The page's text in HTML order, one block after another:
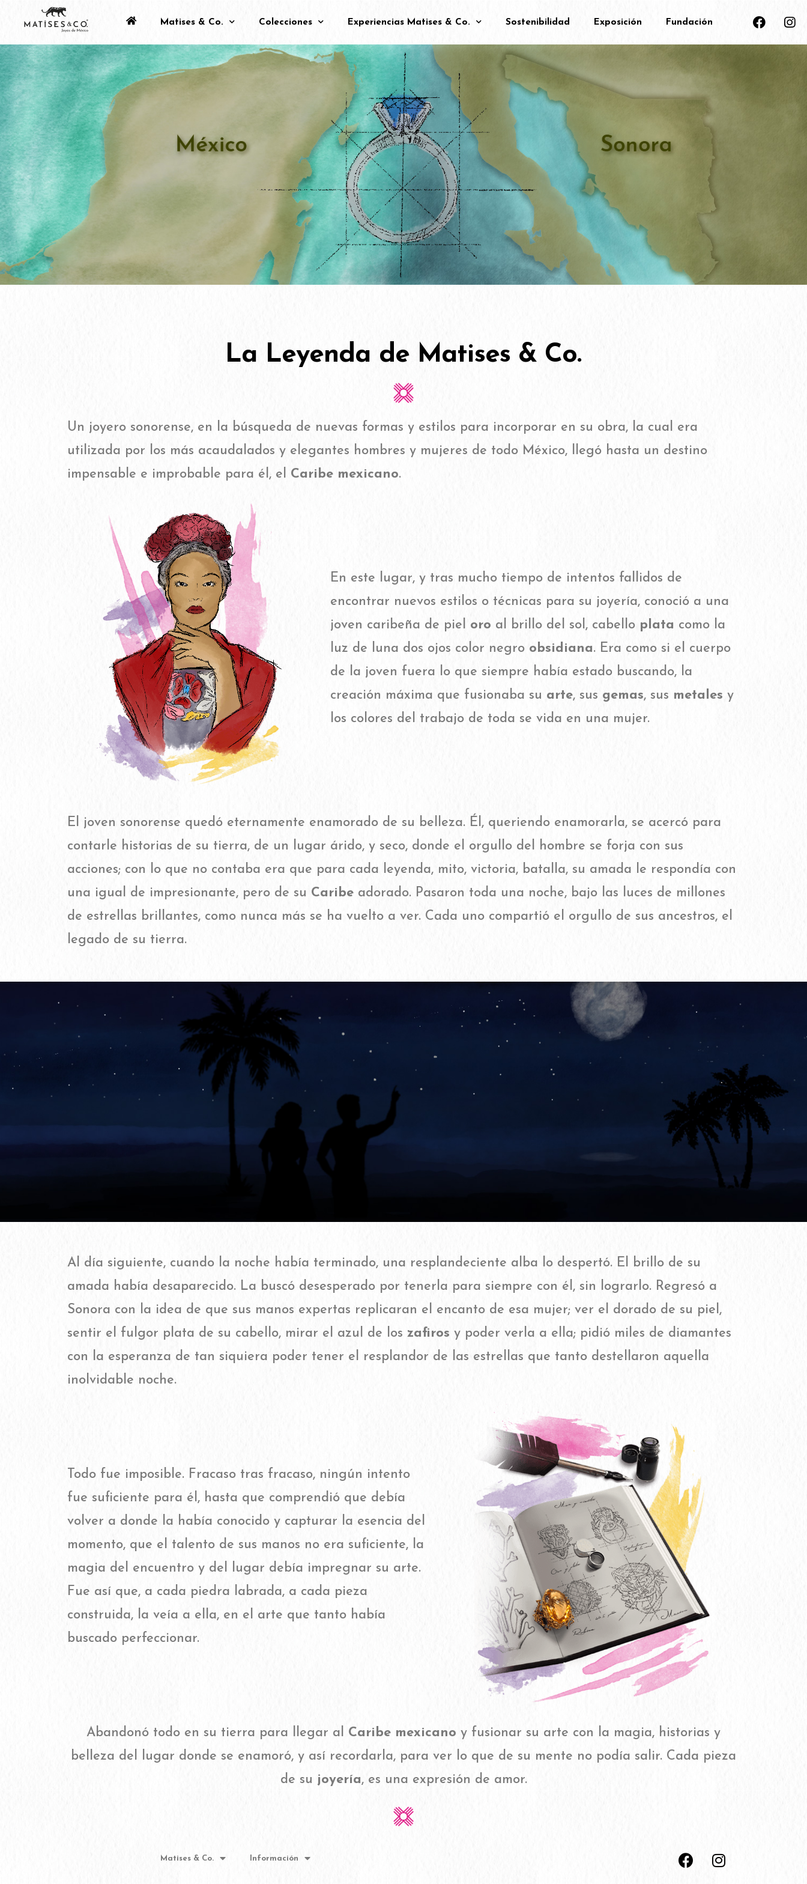
Matises & Co. Colecciones Experiencias Matises & Co. Sostenibilidad Exposición Fundación
La Leyenda de Matises & Co.
Un joyero sonorense, en la búsqueda de nuevas formas y estilos para incorporar en su obra, la cual era
utilizada por los más acaudalados y elegantes hombres y mujeres de todo México, llegó hasta un destino
impensable e improbable para él, el Caribe mexicano.
En este lugar, y tras mucho tiempo de intentos fallidos de
encontrar nuevos estilos o técnicas para su joyería, conoció a una
joven caribeña de piel oro al brillo del sol, cabello plata como la
luz de luna dos ojos color negro obsidiana. Era como si el cuerpo
de la joven fuera lo que siempre había estado buscando, la
creación máxima que fusionaba su arte, sus gemas, sus metales y
los colores del trabajo de toda se vida en una mujer.
El joven sonorense quedó eternamente enamorado de su belleza. Él, queriendo enamorarla, se acercó para
contarle historias de su tierra, de un lugar árido, y seco, donde el orgullo del hombre se forja con sus
acciones; con lo que no contaba era que para cada leyenda, mito, victoria, batalla, su amada le respondía con
una igual de impresionante, pero de su Caribe adorado. Pasaron toda una noche, bajo las luces de millones
de estrellas brillantes, como nunca más se ha vuelto a ver. Cada uno compartió el orgullo de sus ancestros, el
legado de su tierra.​
Al día siguiente, cuando la noche había terminado, una resplandeciente alba lo despertó. El brillo de su
amada había desaparecido. La buscó desesperado por tenerla para siempre con él, sin lograrlo. Regresó a
Sonora con la idea de que sus manos expertas replicaran el encanto de esa mujer; ver el dorado de su piel,
sentir el fulgor plata de su cabello, mirar el azul de los zafiros y poder verla a ella; pidió miles de diamantes
con la esperanza de tan siquiera poder tener el resplandor de las estrellas que tanto destellaron aquella
inolvidable noche.
Todo fue imposible. Fracaso tras fracaso, ningún intento
fue suficiente para él, hasta que comprendió que debía
volver a donde la había conocido y capturar la esencia del
momento, que el talento de sus manos no era suficiente, la
magia del encuentro y del lugar debía impregnar su arte.
Fue así que, a cada piedra labrada, a cada pieza
construida, la veía a ella, en el arte que tanto había
buscado perfeccionar.​
Abandonó todo en su tierra para llegar al Caribe mexicano y fusionar su arte con la magia, historias y
belleza del lugar donde se enamoró, y así recordarla, para ver lo que de su mente no podía salir. Cada pieza
de su joyería, es una expresión de amor.
Matises & Co. Información